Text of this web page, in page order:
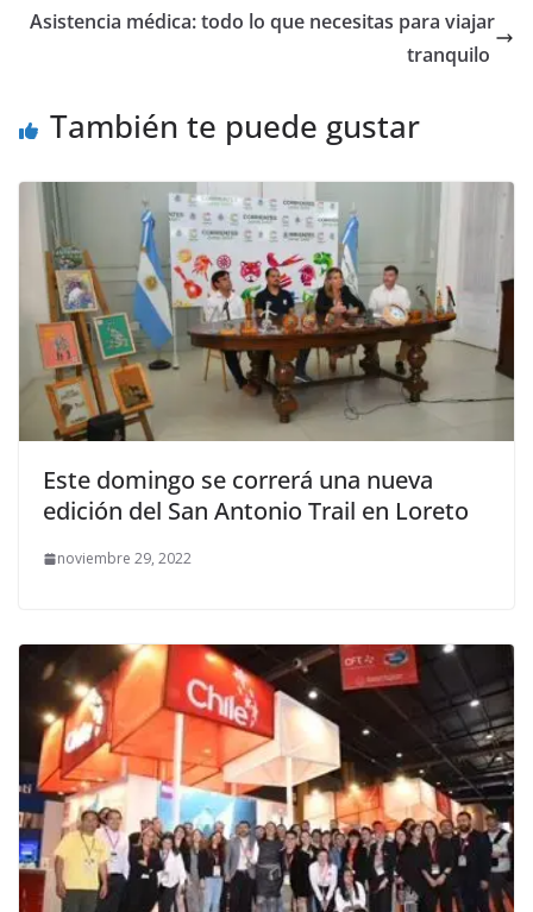
Asistencia médica: todo lo que necesitas para viajar
tranquilo
También te puede gustar
Este domingo se correrá una nueva
edición del San Antonio Trail en Loreto
noviembre 29, 2022